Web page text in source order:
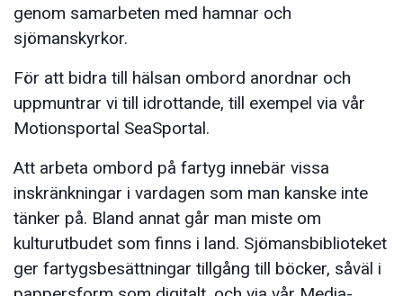
genom samarbeten med hamnar och
sjömanskyrkor.
För att bidra till hälsan ombord anordnar och
uppmuntrar vi till idrottande, till exempel via vår
Motionsportal SeaSportal.
Att arbeta ombord på fartyg innebär vissa
inskränkningar i vardagen som man kanske inte
tänker på. Bland annat går man miste om
kulturutbudet som finns i land. Sjömansbiblioteket
ger fartygsbesättningar tillgång till böcker, såväl i